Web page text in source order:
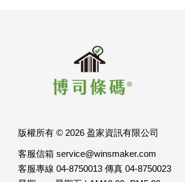
版權所有 © 2026 盈家資訊有限公司
客服信箱 service@winsmaker.com
客服專線 04-8750013 傳真 04-8750023